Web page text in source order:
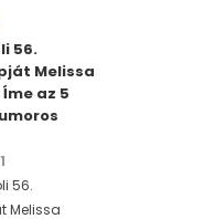
56.
Melissa
az 5
56.
Melissa